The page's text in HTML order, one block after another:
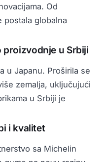
Od
postala globalna
proizvodnje u Srbiji
u Japanu. Proširila se
zemalja, uključujući
u Srbiji je
i kvalitet
sa Michelin